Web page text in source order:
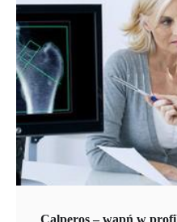
Calperos – wapń w